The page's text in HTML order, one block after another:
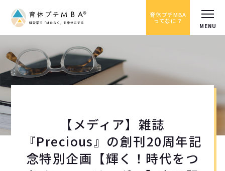
育休プチMBA
ってなに？
【メディア】雑誌
『Precious』の創刊20周年記
念特別企画【輝く！時代をつ